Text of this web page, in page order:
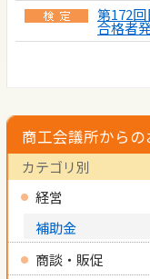
第172
合格者
商工会議所から
カテゴリ別
経営
補助金
商談・販促